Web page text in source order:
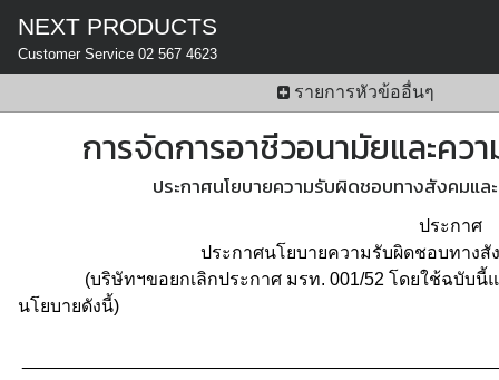
NEXT PRODUCTS
Customer Service 02 567 4623
รายการหัวข้ออื่นๆ
การจัดการอาชีวอนามัยและคว
ประกาศนโยบายความรับผิดชอบทางสังคมแล
ประกาศ
ประกาศนโยบายความรับผิดชอบทางสังคม
(บริษัทฯขอยกเลิกประกาศ มรท. 001/52 โดยใช้ฉบับนี้แ
นโยบายดังนี้)